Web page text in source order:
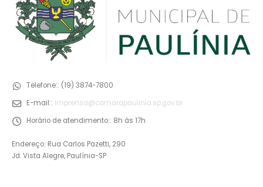
Telefone:: (19) 3874-7800
E-mail:: imprensa@camarapaulinia.sp.gov.br
Horário de atendimento:: 8h às 17h
Endereço: Rua Carlos Pazetti, 290
Jd. Vista Alegre, Paulínia-SP